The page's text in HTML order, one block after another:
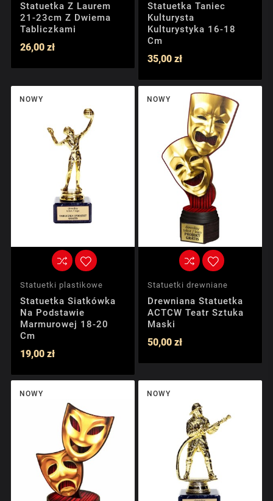
Statuetka Z Laurem
21-23cm Z Dwiema
Tabliczkami
26,00 zł
Statuetka Taniec
Kulturysta
Kulturystyka 16-18
Cm
35,00 zł
NOWY
Statuetki plastikowe
Statuetka Siatkówka
Na Podstawie
Marmurowej 18-20
Cm
19,00 zł
NOWY
Statuetki drewniane
Drewniana Statuetka
ACTCW Teatr Sztuka
Maski
50,00 zł
NOWY NOWY